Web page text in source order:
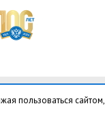
пользоваться